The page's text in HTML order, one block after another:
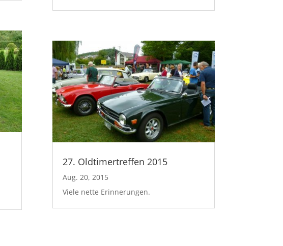
27. Oldtimertreffen 2015
Aug. 20, 2015
Viele nette Erinnerungen.